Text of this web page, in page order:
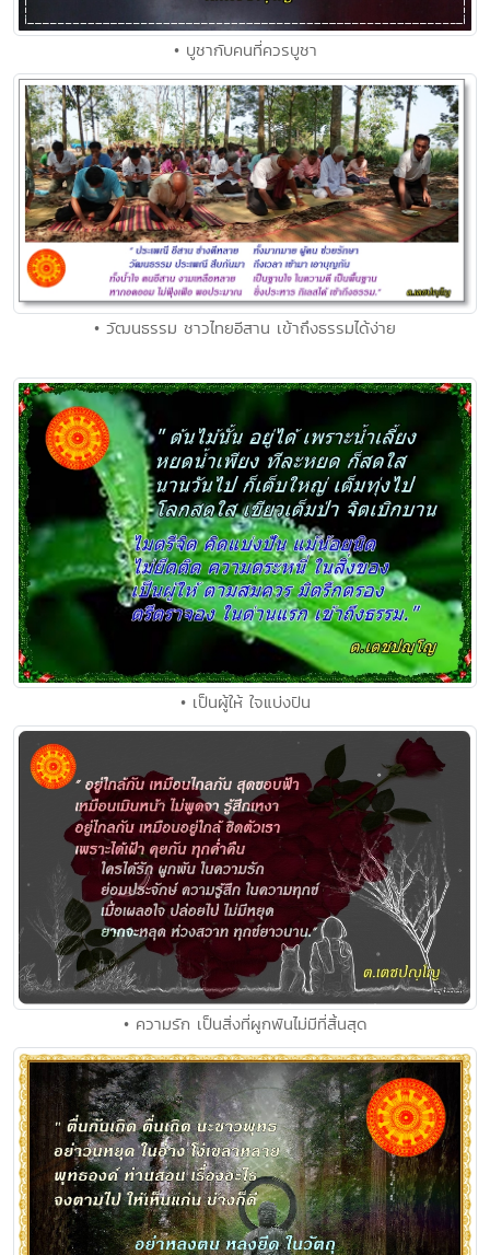
• บูชากับคนที่ควรบูชา
• วัฒนธรรม ชาวไทยอีสาน เข้าถึงธรรมได้ง่าย
• เป็นผู้ให้ ใจแบ่งปัน
• ความรัก เป็นสิ่งที่ผูกพันไม่มีที่สิ้นสุด